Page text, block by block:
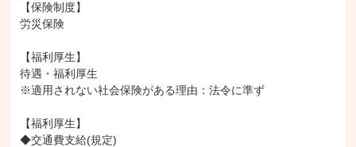
【保険制度】
労災保険
【福利厚生】
待遇・福利厚生
※適用されない社会保険がある理由：法令に準ず
【福利厚生】
◆交通費支給(規定)